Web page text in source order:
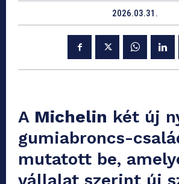
2026.03.31.
A Michelin két új
gumiabroncs-
mutatott be,